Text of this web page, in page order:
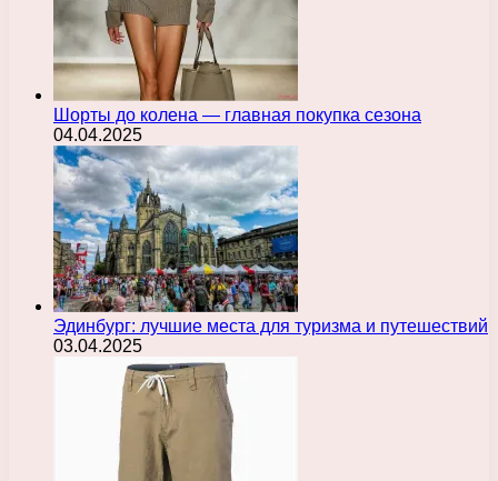
Шорты до колена — главная покупка сезона
04.04.2025
Эдинбург: лучшие места для туризма и путешествий
03.04.2025